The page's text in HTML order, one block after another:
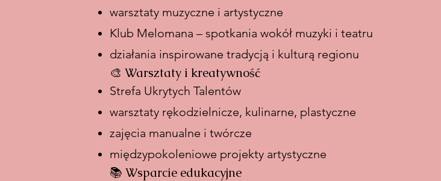
warsztaty muzyczne i artystyczne
Klub Melomana – spotkania wokół muzyki i teatru
działania inspirowane tradycją i kulturą regionu
🎨 Warsztaty i kreatywność
Strefa Ukrytych Talentów
warsztaty rękodzielnicze, kulinarne, plastyczne
zajęcia manualne i twórcze
międzypokoleniowe projekty artystyczne
📚 Wsparcie edukacyjne